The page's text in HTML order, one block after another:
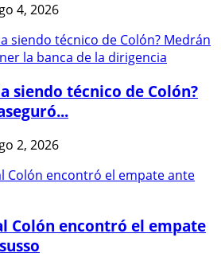
4, 2026
siendo técnico de Colón?
2, 2026
Colón encontró el empate